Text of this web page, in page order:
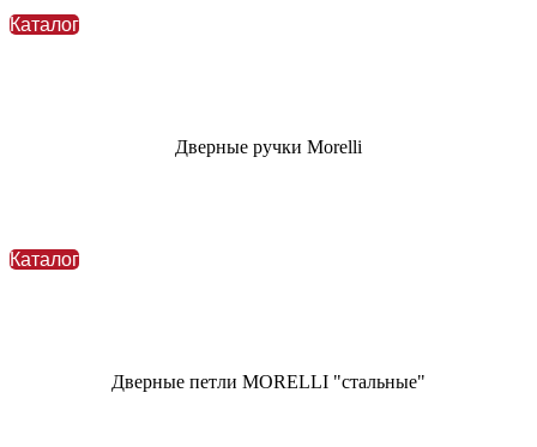
Каталог
Дверные ручки Morelli
Каталог
Дверные петли MORELLI "стальные"